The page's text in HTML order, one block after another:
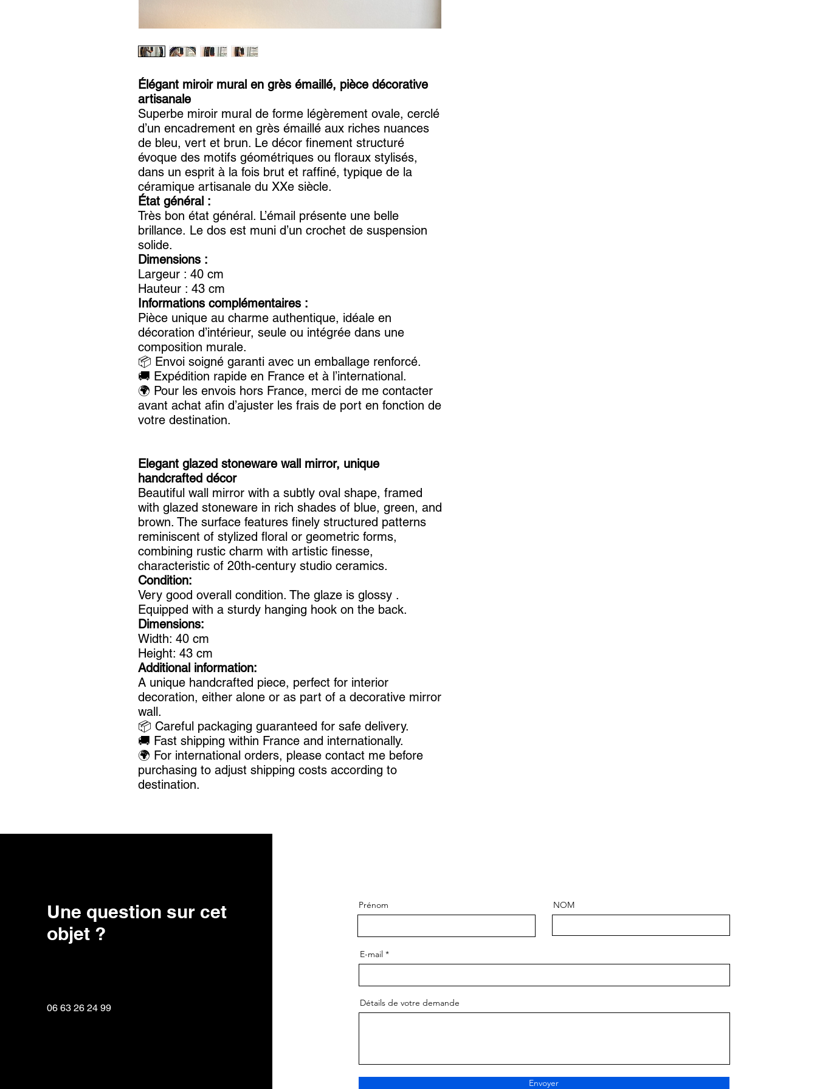
Élégant miroir mural en grès émaillé, pièce décorative
artisanale
Superbe miroir mural de forme légèrement ovale, cerclé
d’un encadrement en grès émaillé aux riches nuances
de bleu, vert et brun. Le décor finement structuré
évoque des motifs géométriques ou floraux stylisés,
dans un esprit à la fois brut et raffiné, typique de la
céramique artisanale du XXe siècle.
État général :
Très bon état général. L’émail présente une belle
brillance. Le dos est muni d’un crochet de suspension
solide.
Dimensions :
Largeur : 40 cm
Hauteur : 43 cm
Informations complémentaires :
Pièce unique au charme authentique, idéale en
décoration d’intérieur, seule ou intégrée dans une
composition murale.
📦 Envoi soigné garanti avec un emballage renforcé.
🚚 Expédition rapide en France et à l’international.
🌍 Pour les envois hors France, merci de me contacter
avant achat afin d’ajuster les frais de port en fonction de
votre destination.
Elegant glazed stoneware wall mirror, unique
handcrafted décor
Beautiful wall mirror with a subtly oval shape, framed
with glazed stoneware in rich shades of blue, green, and
brown. The surface features finely structured patterns
reminiscent of stylized floral or geometric forms,
combining rustic charm with artistic finesse,
characteristic of 20th-century studio ceramics.
Condition:
Very good overall condition. The glaze is glossy .
Equipped with a sturdy hanging hook on the back.
Dimensions:
Width: 40 cm
Height: 43 cm
Additional information:
A unique handcrafted piece, perfect for interior
decoration, either alone or as part of a decorative mirror
wall.
📦 Careful packaging guaranteed for safe delivery.
🚚 Fast shipping within France and internationally.
🌍 For international orders, please contact me before
purchasing to adjust shipping costs according to
destination.
Une question sur cet
objet ?
06 63 26 24 99
Prénom NOM
E-mail
Détails de votre demande
Envoyer